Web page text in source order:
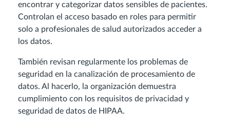
encontrar y categorizar datos sensibles de pacientes.
Controlan el acceso basado en roles para permitir
solo a profesionales de salud autorizados acceder a
los datos.
También revisan regularmente los problemas de
seguridad en la canalización de procesamiento de
datos. Al hacerlo, la organización demuestra
cumplimiento con los requisitos de privacidad y
seguridad de datos de HIPAA.